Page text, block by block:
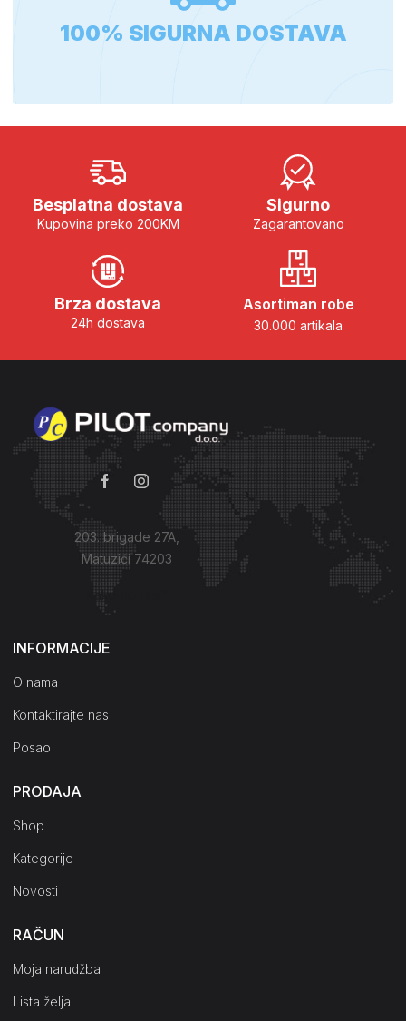
100% SIGURNA DOSTAVA
Besplatna dostava
Kupovina preko 200KM
Sigurno
Zagarantovano
Brza dostava
24h dostava
Asortiman robe
30.000 artikala
203. brigade 27A,
Matuzići 74203
Kako do nas?
INFORMACIJE
O nama
Kontaktirajte nas
Posao
PRODAJA
Shop
Kategorije
Novosti
RAČUN
Moja narudžba
Lista želja